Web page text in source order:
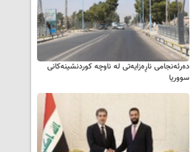
دەرئەنجامی ناڕەزایەتی لە ناوچە کوردنشینەکانی
سووریا